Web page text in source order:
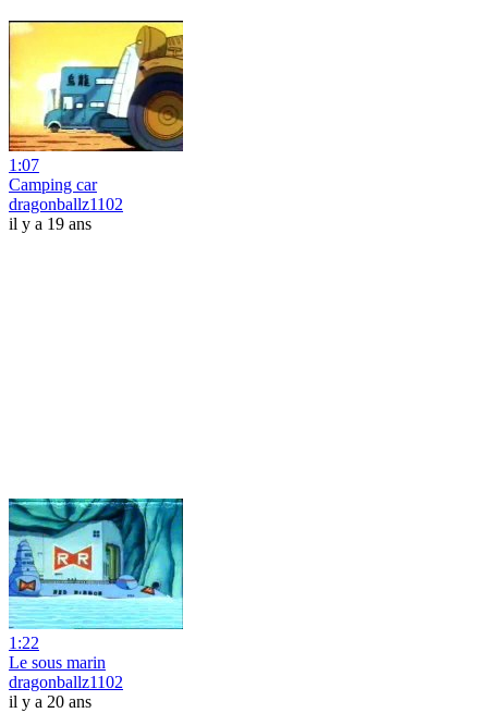
1:07
Camping car
dragonballz1102
il y a 19 ans
1:22
Le sous marin
dragonballz1102
il y a 20 ans